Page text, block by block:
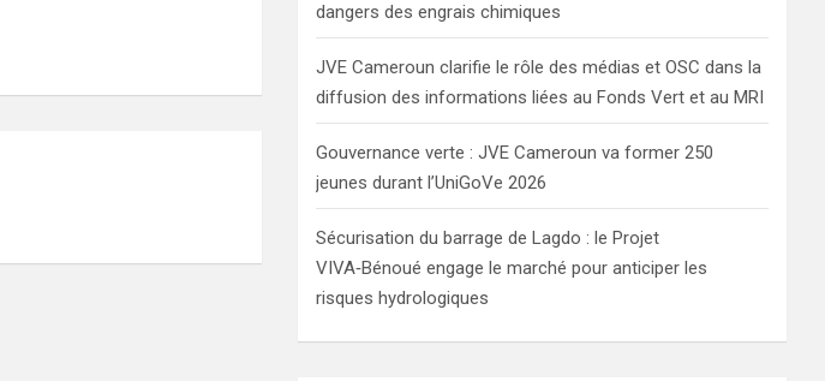
dangers des engrais chimiques
JVE Cameroun clarifie le rôle des médias et OSC dans la
diffusion des informations liées au Fonds Vert et au MRI
Gouvernance verte : JVE Cameroun va former 250
jeunes durant l’UniGoVe 2026
Sécurisation du barrage de Lagdo : le Projet
VIVA‑Bénoué engage le marché pour anticiper les
risques hydrologiques